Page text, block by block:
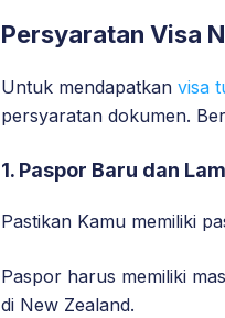
Persyaratan Visa
Untuk mendapatkan visa
persyaratan dokumen.
1. Paspor Baru dan
Pastikan Kamu memiliki
Paspor harus memiliki
di New Zealand.